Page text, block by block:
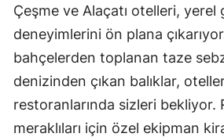
Çeşme ve Alaçatı otelleri,
deneyimlerini ön plana
bahçelerden toplanan taze
denizinden çıkan balıklar,
restoranlarında sizleri bekliyor.
meraklıları için özel ekipman